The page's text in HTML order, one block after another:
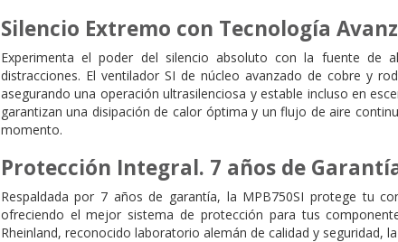
Silencio Extremo con Tecnología
Experimenta el poder del silencio absoluto con la fuente de
distracciones. El ventilador SI de núcleo avanzado de cobre y
asegurando una operación ultrasilenciosa y estable incluso en
garantizan una disipación de calor óptima y un flujo de aire
momento.
Protección Integral. 7 años de
Respaldada por 7 años de garantía, la MPB750SI protege tu
ofreciendo el mejor sistema de protección para tus
Rheinland, reconocido laboratorio alemán de calidad y seguridad,